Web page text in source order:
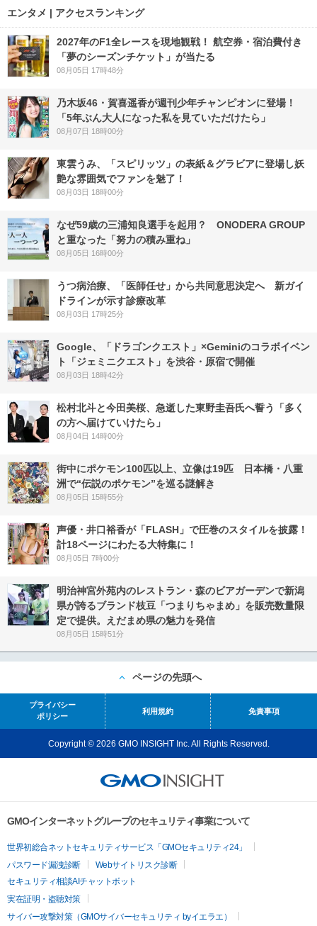
エンタメ | アクセスランキング
2027年のF1全レースを現地観戦！ 航空券・宿泊費付き
「夢のシーズンチケット」が当たる
08月05日 17時48分
乃木坂46・賀喜遥香が週刊少年チャンピオンに登場！
「5年ぶん大人になった私を見ていただけたら」
08月07日 18時00分
東雲うみ、「スピリッツ」の表紙＆グラビアに登場し妖
艶な雰囲気でファンを魅了！
08月03日 18時00分
なぜ59歳の三浦知良選手を起用？ ONODERA GROUP
と重なった「努力の積み重ね」
08月05日 16時00分
うつ病治療、「医師任せ」から共同意思決定へ 新ガイ
ドラインが示す診療改革
08月03日 17時25分
Google、「ドラゴンクエスト」×Geminiのコラボイベン
ト「ジェミニクエスト」を渋谷・原宿で開催
08月03日 18時42分
松村北斗と今田美桜、急逝した東野圭吾氏へ誓う「多く
の方へ届けていけたら」
08月04日 14時00分
街中にポケモン100匹以上、立像は19匹 日本橋・八重
洲で“伝説のポケモン”を巡る謎解き
08月05日 15時55分
声優・井口裕香が「FLASH」で圧巻のスタイルを披露！
計18ページにわたる大特集に！
08月05日 7時00分
明治神宮外苑内のレストラン・森のビアガーデンで新潟
県が誇るブランド枝豆「つまりちゃまめ」を販売数量限
定で提供。えだまめ県の魅力を発信
08月05日 15時51分
ページの先頭へ
プライバシー
ポリシー
利用規約 免責事項
Copyright © 2026 GMO INSIGHT Inc. All Rights Reserved.
GMOインターネットグループのセキュリティ事業について
世界初総合ネットセキュリティサービス「GMOセキュリティ24」
パスワード漏洩診断
Webサイトリスク診断
セキュリティ相談AIチャットボット
実在証明・盗聴対策
サイバー攻撃対策（GMOサイバーセキュリティ byイエラエ）